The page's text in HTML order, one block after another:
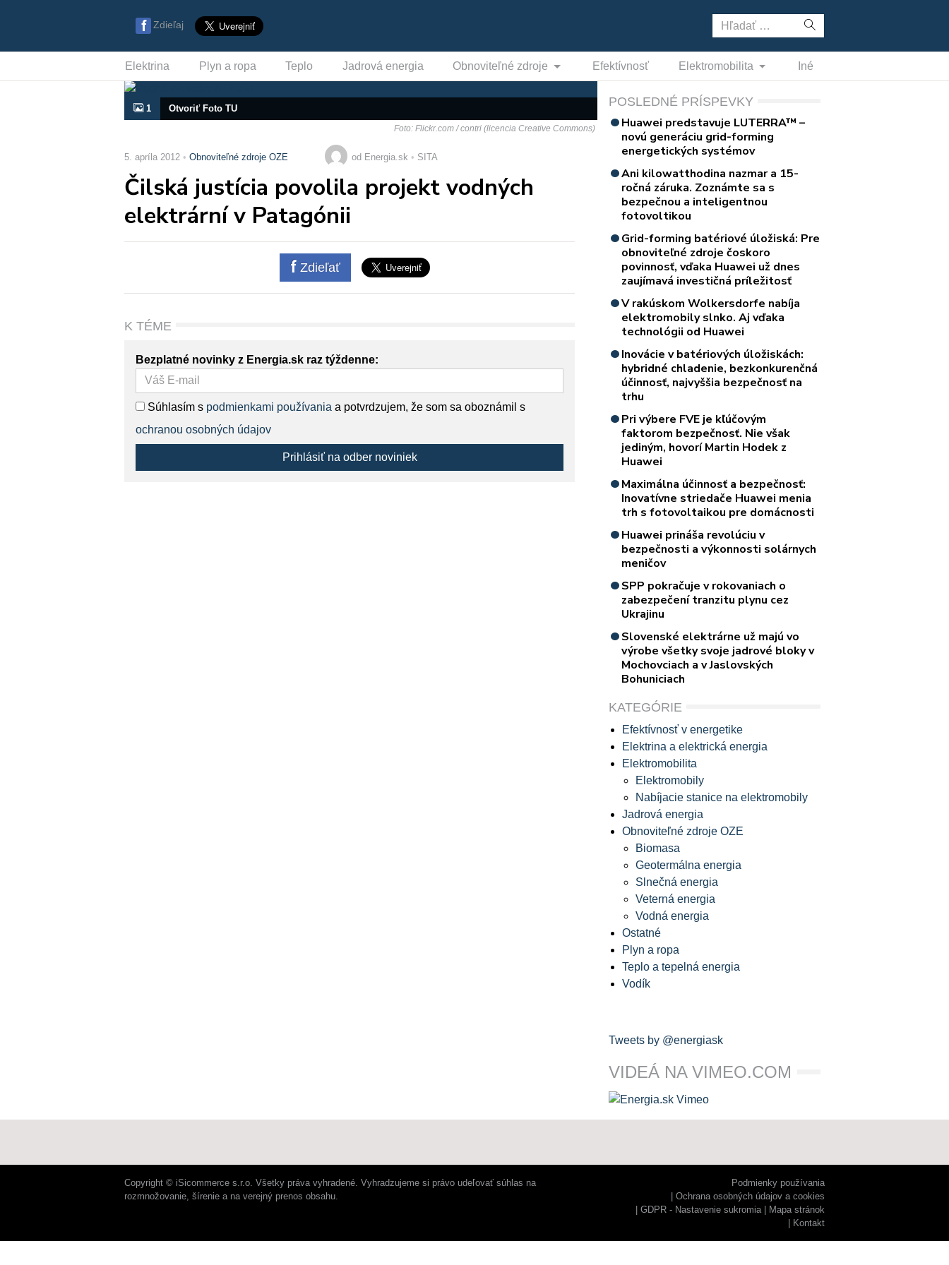
Zdieľaj Hľadať:
Elektrina Plyn a ropa Teplo Jadrová energia Obnoviteľné zdroje Efektívnosť Elektromobilita Iné
1 Otvoriť Foto TU
Foto: Flickr.com / contri (licencia Creative Commons)
5. apríla 2012 Obnoviteľné zdroje OZE od Energia.sk SITA
Čilská justícia povolila projekt vodných
elektrární v Patagónii
Zdieľať
K TÉME
Bezplatné novinky z Energia.sk raz týždenne:
Súhlasím s podmienkami používania a potvrdzujem, že som sa oboznámil s
ochranou osobných údajov
Prihlásiť na odber noviniek
POSLEDNÉ PRÍSPEVKY
Huawei predstavuje LUTERRA™ –
novú generáciu grid-forming
energetických systémov
Ani kilowatthodina nazmar a 15-
ročná záruka. Zoznámte sa s
bezpečnou a inteligentnou
fotovoltikou
Grid-forming batériové úložiská: Pre
obnoviteľné zdroje čoskoro
povinnosť, vďaka Huawei už dnes
zaujímavá investičná príležitosť
V rakúskom Wolkersdorfe nabíja
elektromobily slnko. Aj vďaka
technológii od Huawei
Inovácie v batériových úložiskách:
hybridné chladenie, bezkonkurenčná
účinnosť, najvyššia bezpečnosť na
trhu
Pri výbere FVE je kľúčovým
faktorom bezpečnosť. Nie však
jediným, hovorí Martin Hodek z
Huawei
Maximálna účinnosť a bezpečnosť:
Inovatívne striedače Huawei menia
trh s fotovoltaikou pre domácnosti
Huawei prináša revolúciu v
bezpečnosti a výkonnosti solárnych
meničov
SPP pokračuje v rokovaniach o
zabezpečení tranzitu plynu cez
Ukrajinu
Slovenské elektrárne už majú vo
výrobe všetky svoje jadrové bloky v
Mochovciach a v Jaslovských
Bohuniciach
KATEGÓRIE
Efektívnosť v energetike
Elektrina a elektrická energia
Elektromobilita
Elektromobily
Nabíjacie stanice na elektromobily
Jadrová energia
Obnoviteľné zdroje OZE
Biomasa
Geotermálna energia
Slnečná energia
Veterná energia
Vodná energia
Ostatné
Plyn a ropa
Teplo a tepelná energia
Vodík
Tweets by @energiask
VIDEÁ NA VIMEO.COM
Copyright © iSicommerce s.r.o. Všetky práva vyhradené. Vyhradzujeme si právo udeľovať súhlas na
rozmnožovanie, šírenie a na verejný prenos obsahu.
Podmienky používania
Ochrana osobných údajov a cookies
GDPR - Nastavenie sukromia
Mapa stránok
Kontakt